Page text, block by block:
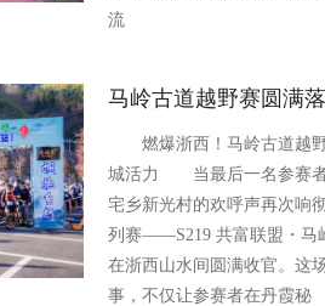
流
马岭古道越野赛圆满
燃爆浙西！马岭古道越野
城活力 当最后一名参赛者
宅乡新光村的欢呼声再次响
列赛——S219 共富联盟・马
在浙西山水间圆满收官。这
事，不仅让参赛者在丹霞秘